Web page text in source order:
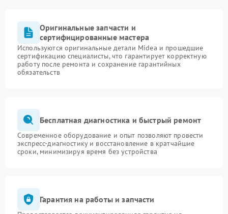
Оригинальные запчасти и
сертифицированные мастера
Используются оригинальные детали Midea и прошедшие
сертификацию специалисты, что гарантирует корректную
работу после ремонта и сохранение гарантийных
обязательств
Бесплатная диагностика и быстрый ремонт
Современное оборудование и опыт позволяют провести
экспресс-диагностику и восстановление в кратчайшие
сроки, минимизируя время без устройства
Гарантия на работы и запчасти